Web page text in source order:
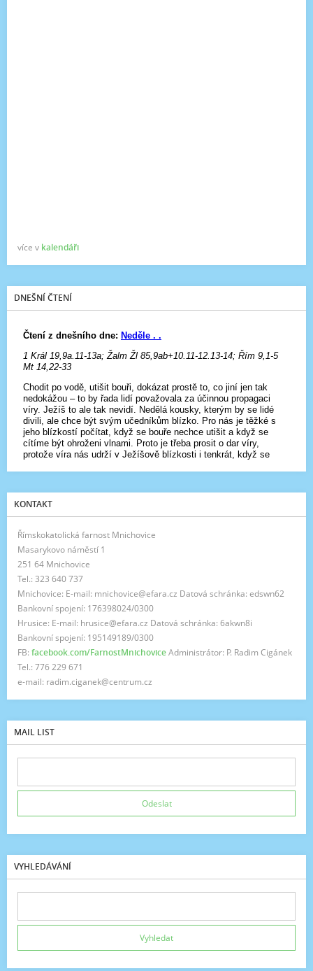
více v kalendáři
DNEŠNÍ ČTENÍ
KONTAKT
Římskokatolická farnost Mnichovice
Masarykovo náměstí 1
251 64 Mnichovice
Tel.: 323 640 737
Mnichovice: E-mail: mnichovice@efara.cz Datová schránka: edswn62
Bankovní spojení: 176398024/0300
Hrusice: E-mail: hrusice@efara.cz Datová schránka: 6akwn8i
Bankovní spojení: 195149189/0300
FB: facebook.com/FarnostMnichoviceAdministrátor: P. Radim Cigánek
Tel.: 776 229 671
e-mail: radim.ciganek@centrum.cz
MAIL LIST
VYHLEDÁVÁNÍ